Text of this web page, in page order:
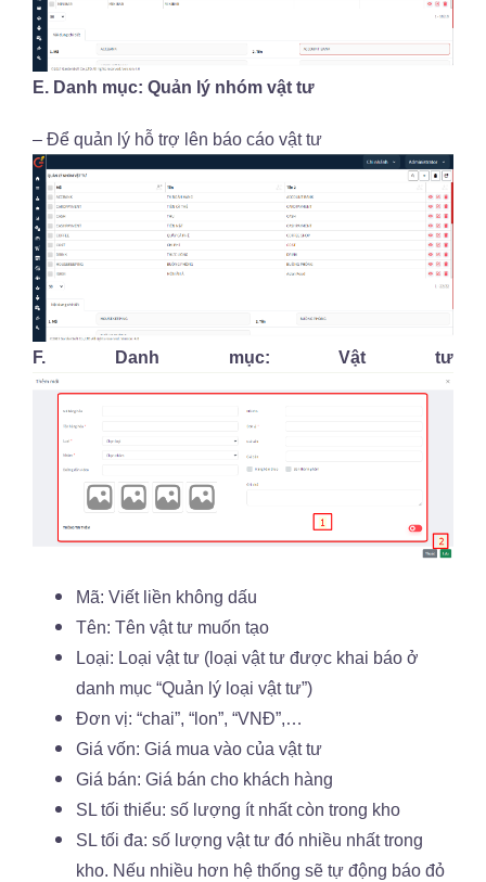
E. Danh mục: Quản lý nhóm vật tư
– Để quản lý hỗ trợ lên báo cáo vật tư
F. Danh mục: Vật tư
Mã: Viết liền không dấu
Tên: Tên vật tư muốn tạo
Loại: Loại vật tư (loại vật tư được khai báo ở
danh mục “Quản lý loại vật tư”)
Đơn vị: “chai”, “lon”, “VNĐ”,…
Giá vốn: Giá mua vào của vật tư
Giá bán: Giá bán cho khách hàng
SL tối thiểu: số lượng ít nhất còn trong kho
SL tối đa: số lượng vật tư đó nhiều nhất trong
kho. Nếu nhiều hơn hệ thống sẽ tự động báo đỏ